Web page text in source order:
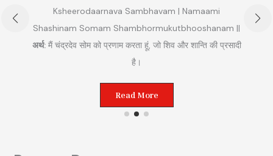
Ksheerodaarnava Sambhavam | Namaami
Shashinam Somam Shambhormukutbhooshanam ||
अर्थ:मैं चंद्रदेव सोम को प्रणाम करता हूं, जो शिव और शान्ति की प्रसादी
है।
Read More